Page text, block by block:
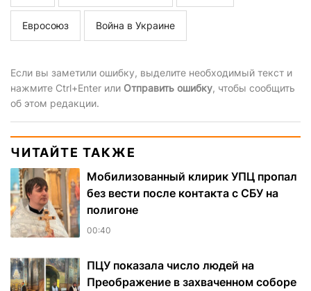
Евросоюз Война в Украине
Если вы заметили ошибку, выделите необходимый текст и
нажмите Ctrl+Enter или Отправить ошибку, чтобы сообщить
об этом редакции.
ЧИТАЙТЕ ТАКЖЕ
Мобилизованный клирик УПЦ пропал
без вести после контакта с СБУ на
полигоне
00:40
ПЦУ показала число людей на
Преображение в захваченном соборе